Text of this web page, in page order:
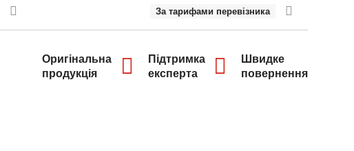
За тарифами перевізника
Оригінальна
продукція
Підтримка
експерта
Швидке
повернення